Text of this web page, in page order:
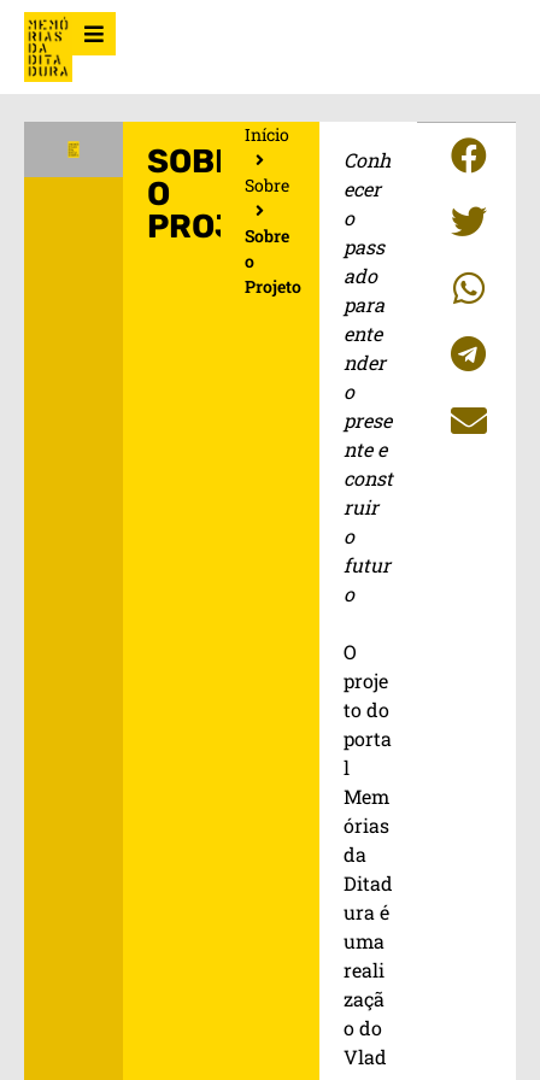
SOBRE
O
PROJETO
Início
Sobre
Sobre
o
Projeto
Conh
ecer
o
pass
ado
para
ente
nder
o
prese
nte e
const
ruir
o
futur
o
O
proje
to do
porta
l
Mem
órias
da
Ditad
ura é
uma
reali
zaçã
o do
Vlad